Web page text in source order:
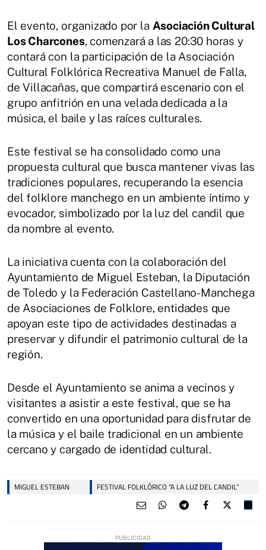
El evento, organizado por la Asociación Cultural
Los Charcones, comenzará a las 20:30 horas y
contará con la participación de la Asociación
Cultural Folklórica Recreativa Manuel de Falla,
de Villacañas, que compartirá escenario con el
grupo anfitrión en una velada dedicada a la
música, el baile y las raíces culturales.
Este festival se ha consolidado como una
propuesta cultural que busca mantener vivas las
tradiciones populares, recuperando la esencia
del folklore manchego en un ambiente íntimo y
evocador, simbolizado por la luz del candil que
da nombre al evento.
La iniciativa cuenta con la colaboración del
Ayuntamiento de Miguel Esteban, la Diputación
de Toledo y la Federación Castellano-Manchega
de Asociaciones de Folklore, entidades que
apoyan este tipo de actividades destinadas a
preservar y difundir el patrimonio cultural de la
región.
Desde el Ayuntamiento se anima a vecinos y
visitantes a asistir a este festival, que se ha
convertido en una oportunidad para disfrutar de
la música y el baile tradicional en un ambiente
cercano y cargado de identidad cultural.
MIGUEL ESTEBAN FESTIVAL FOLKLÓRICO “A LA LUZ DEL CANDIL”